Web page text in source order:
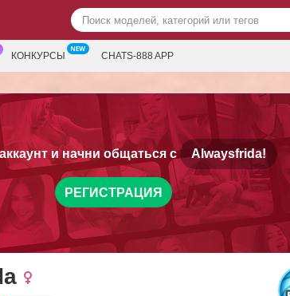
КОНКУРСЫ CHATS-888 APP
и начни общаться с Alwaysfrida!
РЕГИСТРАЦИЯ